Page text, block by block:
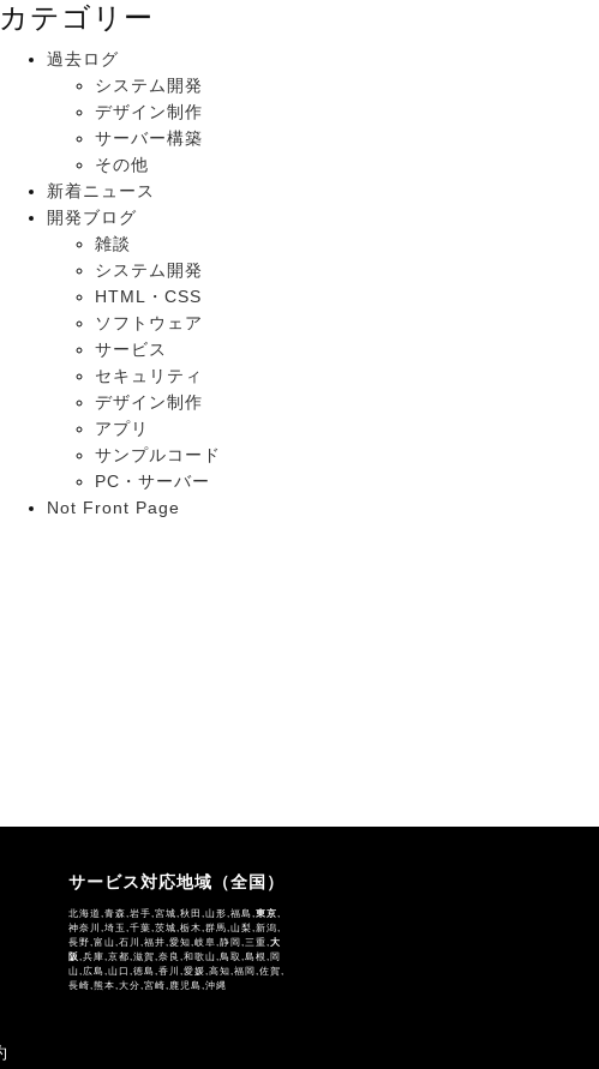
カテゴリー
過去ログ
システム開発
デザイン制作
サーバー構築
その他
新着ニュース
開発ブログ
雑談
システム開発
HTML・CSS
ソフトウェア
サービス
セキュリティ
デザイン制作
アプリ
サンプルコード
PC・サーバー
Not Front Page
サービス対応地域（全国）
北海道,青森,岩手,宮城,秋田,山形,福島,東京,
神奈川,埼玉,千葉,茨城,栃木,群馬,山梨,新潟,
長野,富山,石川,福井,愛知,岐阜,静岡,三重,大
阪,兵庫,京都,滋賀,奈良,和歌山,鳥取,島根,岡
山,広島,山口,徳島,香川,愛媛,高知,福岡,佐賀,
長崎,熊本,大分,宮崎,鹿児島,沖縄